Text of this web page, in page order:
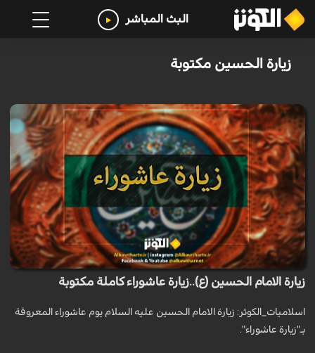
البث المباشر
زيارة الحسين مكتوبة
زيارة الامام الحسين (ع)..زيارة عاشوراء كاملة مكتوبة
اسلاميات_الكوثر: زيارة الامام الحسين عليه السلام يوم عاشوراء المعروفة
بـ"زيارة عاشوراء".